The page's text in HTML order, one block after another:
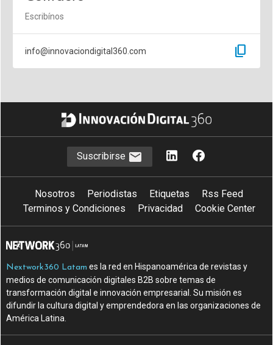
Escribínos
info@innovaciondigital360.com content_copy
Suscribirse
Nosotros Periodistas Etiquetas
Rss Feed
Terminos y Condiciones
Privacidad Cookie Center
Nextwork360 Latam es la red en Hispanoamérica de revistas y
medios de comunicación digitales B2B sobre temas de
transformación digital e innovación empresarial. Su misión es
difundir la cultura digital y emprendedora en las organizaciones de
América Latina.